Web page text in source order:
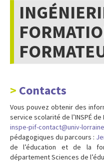
Contacts
Vous pouvez obtenir des
service scolarité de l’INSPÉ de
inspe-pif-contact@univ-
pédagogiques du parcours :
de l’éducation et de la
département Sciences de